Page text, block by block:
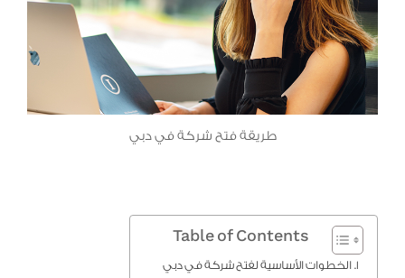
طريقة فتح شركة في دبي
Table of Contents
الخطوات الأساسية لفتح شركة في دبي